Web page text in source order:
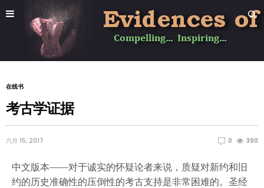
在线书
考古学证据
六月 15, 2017 0 390
中文版本——对于诚实的怀疑论者来说，质疑对新约和旧
约的历史准确性的压倒性的考古支持是非常困难的。圣经